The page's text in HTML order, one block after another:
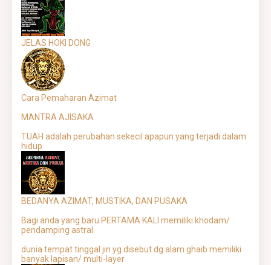
JELAS HOKI DONG
Cara Pemaharan Azimat
MANTRA AJISAKA
TUAH adalah perubahan sekecil apapun yang terjadi dalam
hidup
BEDANYA AZIMAT, MUSTIKA, DAN PUSAKA
Bagi anda yang baru PERTAMA KALI memiliki khodam/
pendamping astral
dunia tempat tinggal jin yg disebut dg alam ghaib memiliki
banyak lapisan/ multi-layer